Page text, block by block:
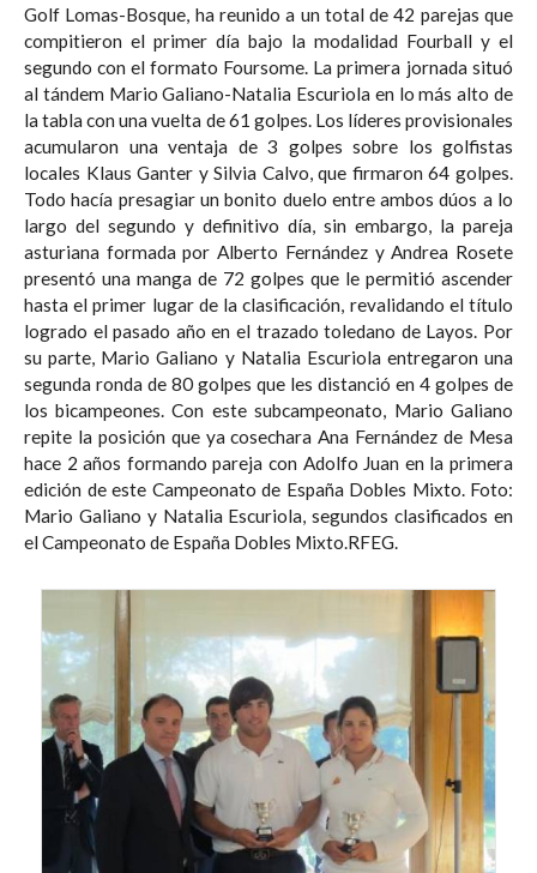
Golf Lomas-Bosque, ha reunido a un total de 42 parejas que
compitieron el primer día bajo la modalidad Fourball y el
segundo con el formato Foursome. La primera jornada situó
al tándem Mario Galiano-Natalia Escuriola en lo más alto de
la tabla con una vuelta de 61 golpes. Los líderes provisionales
acumularon una ventaja de 3 golpes sobre los golfistas
locales Klaus Ganter y Silvia Calvo, que firmaron 64 golpes.
Todo hacía presagiar un bonito duelo entre ambos dúos a lo
largo del segundo y definitivo día, sin embargo, la pareja
asturiana formada por Alberto Fernández y Andrea Rosete
presentó una manga de 72 golpes que le permitió ascender
hasta el primer lugar de la clasificación, revalidando el título
logrado el pasado año en el trazado toledano de Layos. Por
su parte, Mario Galiano y Natalia Escuriola entregaron una
segunda ronda de 80 golpes que les distanció en 4 golpes de
los bicampeones. Con este subcampeonato, Mario Galiano
repite la posición que ya cosechara Ana Fernández de Mesa
hace 2 años formando pareja con Adolfo Juan en la primera
edición de este Campeonato de España Dobles Mixto. Foto:
Mario Galiano y Natalia Escuriola, segundos clasificados en
el Campeonato de España Dobles Mixto.RFEG.